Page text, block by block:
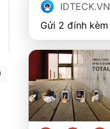
IDTECK.VN
Gửi 2 đính kèm